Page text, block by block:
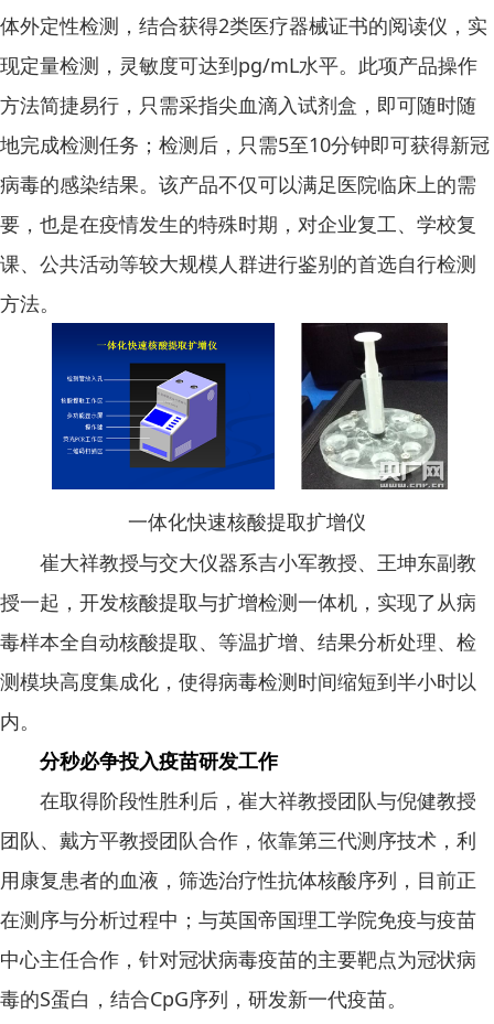
体外定性检测，结合获得2类医疗器械证书的阅读仪，实
现定量检测，灵敏度可达到pg/mL水平。此项产品操作
方法简捷易行，只需采指尖血滴入试剂盒，即可随时随
地完成检测任务；检测后，只需5至10分钟即可获得新冠
病毒的感染结果。该产品不仅可以满足医院临床上的需
要，也是在疫情发生的特殊时期，对企业复工、学校复
课、公共活动等较大规模人群进行鉴别的首选自行检测
方法。
一体化快速核酸提取扩增仪
崔大祥教授与交大仪器系吉小军教授、王坤东副教
授一起，开发核酸提取与扩增检测一体机，实现了从病
毒样本全自动核酸提取、等温扩增、结果分析处理、检
测模块高度集成化，使得病毒检测时间缩短到半小时以
内。
分秒必争投入疫苗研发工作
在取得阶段性胜利后，崔大祥教授团队与倪健教授
团队、戴方平教授团队合作，依靠第三代测序技术，利
用康复患者的血液，筛选治疗性抗体核酸序列，目前正
在测序与分析过程中；与英国帝国理工学院免疫与疫苗
中心主任合作，针对冠状病毒疫苗的主要靶点为冠状病
毒的S蛋白，结合CpG序列，研发新一代疫苗。